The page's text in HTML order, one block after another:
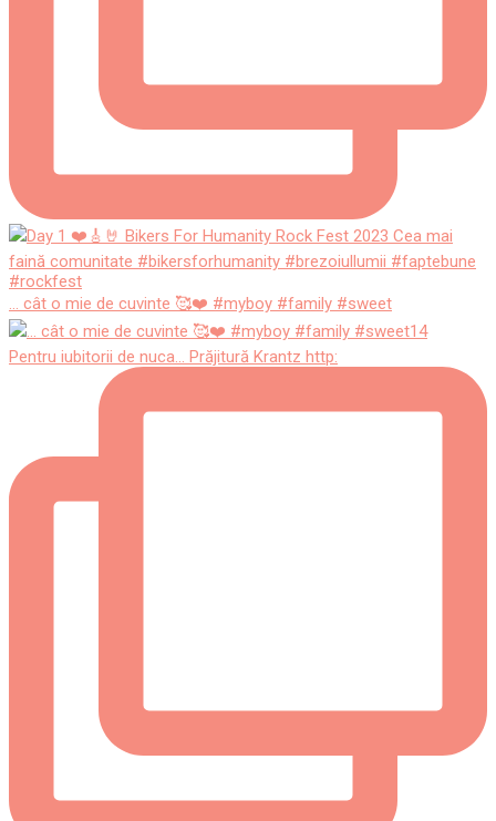
... cât o mie de cuvinte 🥰❤️ #myboy #family #sweet
Pentru iubitorii de nuca... Prăjitură Krantz http: